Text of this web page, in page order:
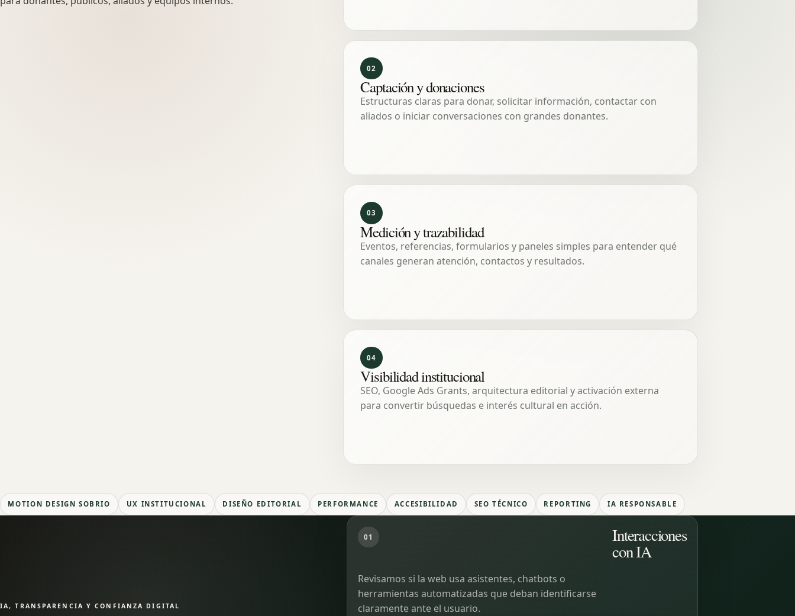
02
Captación y donaciones
Estructuras claras para donar, solicitar información, contactar con
aliados o iniciar conversaciones con grandes donantes.
03
Medición y trazabilidad
Eventos, referencias, formularios y paneles simples para entender qué
canales generan atención, contactos y resultados.
04
Visibilidad institucional
SEO, Google Ads Grants, arquitectura editorial y activación externa
para convertir búsquedas e interés cultural en acción.
MOTION DESIGN SOBRIO UX INSTITUCIONAL DISEÑO EDITORIAL PERFORMANCE ACCESIBILIDAD SEO TÉCNICO REPORTING IA RESPONSABLE
IA, TRANSPARENCIA Y CONFIANZA DIGITAL
01 Interacciones
con IA
Revisamos si la web usa asistentes, chatbots o
herramientas automatizadas que deban identificarse
claramente ante el usuario.